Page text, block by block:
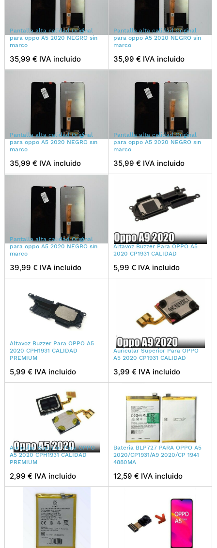
Pantalla alta calidad Original
para oppo A5 2020 NEGRO sin
marco
35,99 € IVA incluido
Pantalla alta calidad Original
para oppo A5 2020 NEGRO sin
marco
35,99 € IVA incluido
Pantalla alta calidad Original
para oppo A5 2020 NEGRO sin
marco
35,99 € IVA incluido
Pantalla alta calidad Original
para oppo A5 2020 NEGRO sin
marco
35,99 € IVA incluido
Pantalla alta calidad Original
para oppo A5 2020 NEGRO sin
marco
39,99 € IVA incluido
Altavoz Buzzer Para OPPO A5
2020 CP1931 CALIDAD
5,99 € IVA incluido
Altavoz Buzzer Para OPPO A5
2020 CPH1931 CALIDAD
PREMIUM
5,99 € IVA incluido
Auricular Superior Para OPPO
A5 2020 CP1931 CALIDAD
3,99 € IVA incluido
Auricular Superior Para OPPO
A5 2020 CPH1931 CALIDAD
PREMIUM
2,99 € IVA incluido
Bateria BLP727 PARA OPPO A5
2020/CP1931/A9 2020/CP 1941
4880MA
12,59 € IVA incluido